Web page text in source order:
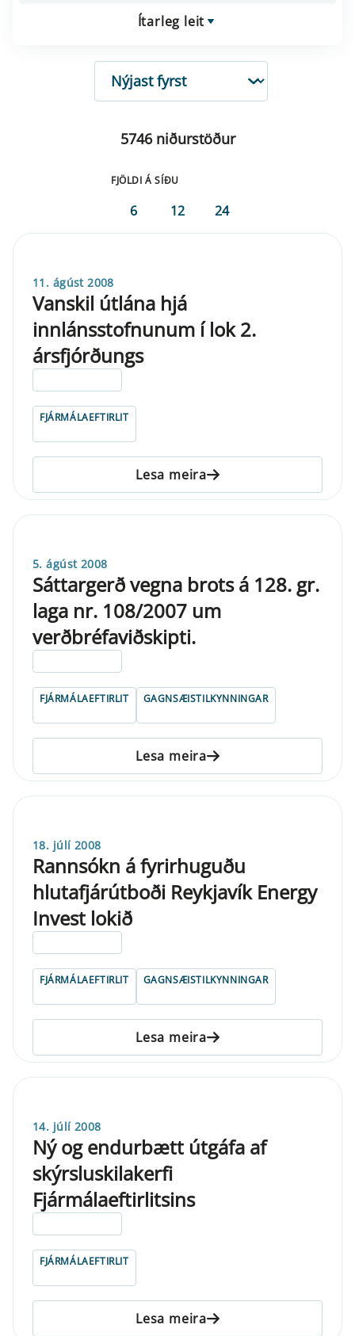
Ítarleg leit
RÖÐUN
5746 niðurstöður
FJÖLDI Á SÍÐU
6 12 24
11. ágúst 2008
Vanskil útlána hjá
innlánsstofnunum í lok 2.
ársfjórðungs
FJÁRMÁLAEFTIRLIT
Lesa meira
5. ágúst 2008
Sáttargerð vegna brots á 128. gr.
laga nr. 108/2007 um
verðbréfaviðskipti.
FJÁRMÁLAEFTIRLIT GAGNSÆISTILKYNNINGAR
Lesa meira
18. júlí 2008
Rannsókn á fyrirhuguðu
hlutafjárútboði Reykjavík Energy
Invest lokið
FJÁRMÁLAEFTIRLIT GAGNSÆISTILKYNNINGAR
Lesa meira
14. júlí 2008
Ný og endurbætt útgáfa af
skýrsluskilakerfi
Fjármálaeftirlitsins
FJÁRMÁLAEFTIRLIT
Lesa meira